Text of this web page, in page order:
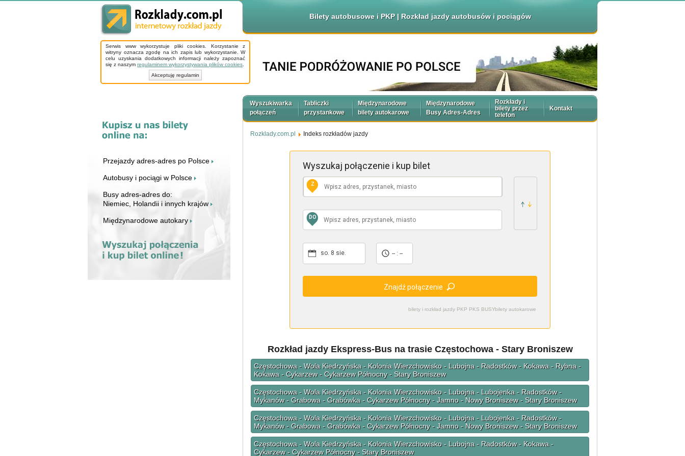
Bilety autobusowe i PKP | Rozkład jazdy autobusów i pociągów
Serwis www wykorzystuje pliki cookies. Korzystanie z
witryny oznacza zgodę na ich zapis lub wykorzystanie. W
celu uzyskania dodatkowych informacji należy zapoznać
się z naszym regulaminem wykorzystywania plików cookies
Akceptuję regulamin
Przejazdy adres-adres po Polsce
Autobusy i pociągi w Polsce
Busy adres-adres do:
Niemiec, Holandii i innych krajów
Międzynarodowe autokary
Wyszukiwarka
połączeń
Tabliczki
przystankowe
Międzynarodowe
bilety autokarowe
Międzynarodowe
Busy Adres-Adres
Rozkłady i
bilety przez
telefon
Kontakt
Rozklady.com.pl Indeks rozkładów jazdy
bilety i rozkład jazdy PKP PKS BUSYbilety autokarowe
Wyszukaj połączenie i kup bilet
Z
DO
so. 8 sie. -- : --
Znajdź połączenie
Rozkład jazdy Ekspress-Bus na trasie Częstochowa - Stary Broniszew
Częstochowa - Wola Kiedrzyńska - Kolonia Wierzchowisko - Lubojna - Radostków - Kokawa - Rybna -
Kokawa - Cykarzew - Cykarzew Północny - Stary Broniszew
Częstochowa - Wola Kiedrzyńska - Kolonia Wierzchowisko - Lubojna - Lubojenka - Radostków -
Mykanów - Grabowa - Grabówka - Cykarzew Północny - Jamno - Nowy Broniszew - Stary Broniszew
Częstochowa - Wola Kiedrzyńska - Kolonia Wierzchowisko - Lubojna - Lubojenka - Radostków -
Mykanów - Grabowa - Grabówka - Cykarzew Północny - Jamno - Nowy Broniszew - Stary Broniszew
Częstochowa - Wola Kiedrzyńska - Kolonia Wierzchowisko - Lubojna - Radostków - Kokawa -
Cykarzew - Cykarzew Północny - Stary Broniszew